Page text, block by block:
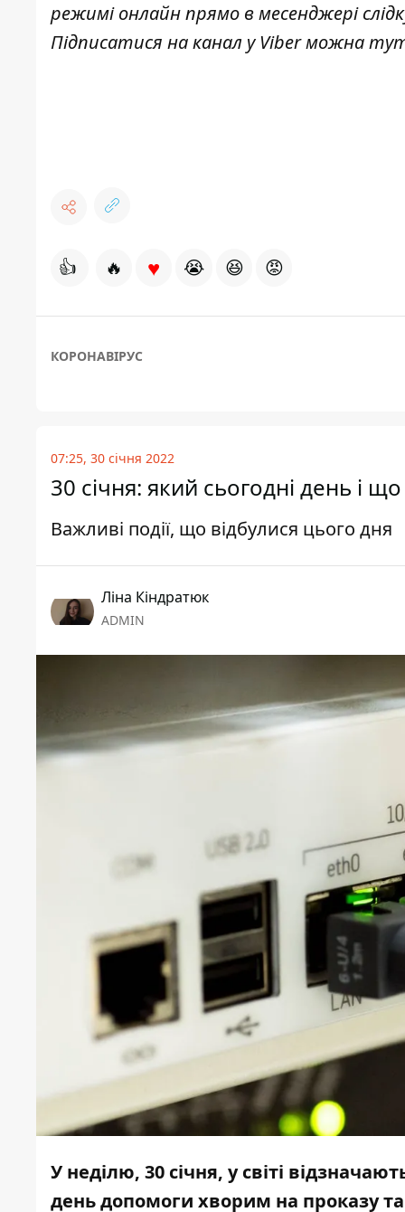
режимі онлайн прямо в месенджері
Підписатися на канал у Viber можна
👍 🔥 ♥ 😭 😆 😡
КОРОНАВІРУС
07:25, 30 січня 2022
30 січня: який сьогодні день і
Важливі події, що відбулися цього дня
Ліна Кіндратюк
ADMIN
У неділю, 30 січня, у світі
день допомоги хворим на проказу та